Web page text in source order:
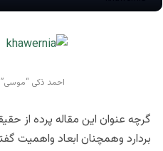
احمد ذکی “موسی”
گرچه عنوان این مقاله پرده از
بردارد وهمچنان ابعاد واهمیت